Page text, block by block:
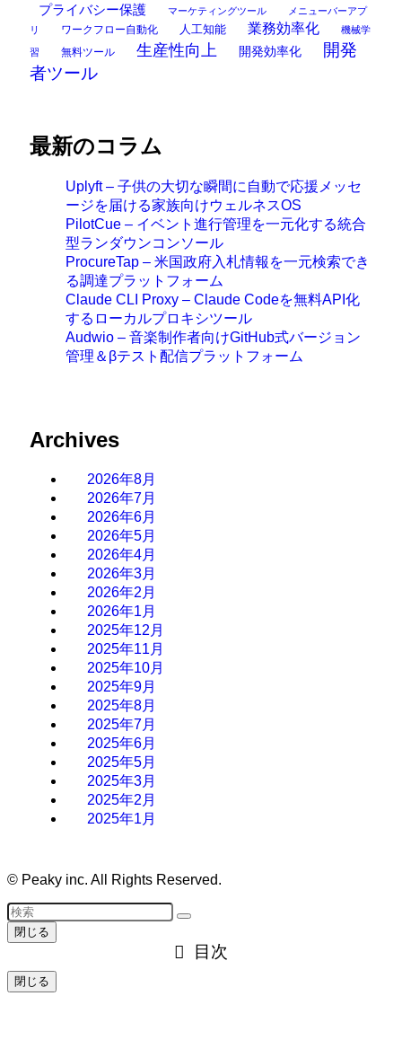
プライバシー保護 マーケティングツール
メニューバーアプ
リ
ワークフロー自動化 人工知能 業務効率化 機械学
習 無料ツール 生産性向上 開発効率化
開発
者ツール
最新のコラム
Uplyft – 子供の大切な瞬間に自動で応援メッセ
ージを届ける家族向けウェルネスOS
PilotCue – イベント進行管理を一元化する統合
型ランダウンコンソール
ProcureTap – 米国政府入札情報を一元検索でき
る調達プラットフォーム
Claude CLI Proxy – Claude Codeを無料API化
するローカルプロキシツール
Audwio – 音楽制作者向けGitHub式バージョン
管理＆βテスト配信プラットフォーム
Archives
2026年8月
2026年7月
2026年6月
2026年5月
2026年4月
2026年3月
2026年2月
2026年1月
2025年12月
2025年11月
2025年10月
2025年9月
2025年8月
2025年7月
2025年6月
2025年5月
2025年3月
2025年2月
2025年1月
© Peaky inc. All Rights Reserved.
閉じる
目次
閉じる